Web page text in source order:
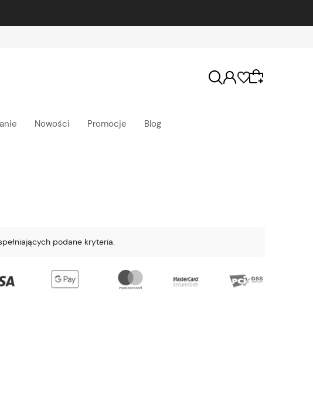
Nowości Promocje Blog
podane kryteria.